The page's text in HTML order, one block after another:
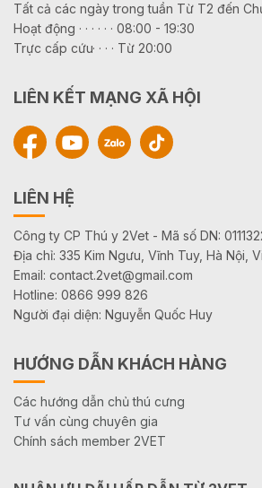
Tất cả các ngày trong tuần Từ T2 đến
Hoạt động · · · · · · 08:00 - 19:30
Trực cấp cứu· · · · Từ 20:00
LIÊN KẾT MẠNG XÃ HỘI
LIÊN HỆ
Công ty CP Thú y 2Vet - Mã số DN:
Địa chỉ: 335 Kim Ngưu, Vĩnh Tuy, Hà Nội,
Email: contact.2vet@gmail.com
Hotline: 0866 999 826
Người đại diện: Nguyễn Quốc Huy
HƯỚNG DẪN KHÁCH HÀNG
Các hướng dẫn chủ thú cưng
Tư vấn cùng chuyên gia
Chính sách member 2VET